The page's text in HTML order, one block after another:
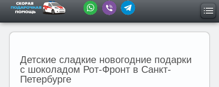
Детские сладкие новогодние подарки
с шоколадом Рот-Фронт в Санкт-
Петербурге